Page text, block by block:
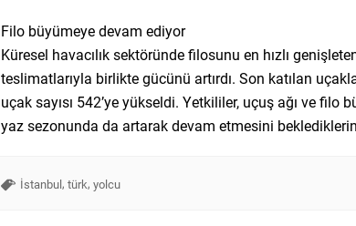
Filo büyümeye devam ediyor
Küresel havacılık sektöründe filosunu en hızlı
teslimatlarıyla birlikte gücünü artırdı. Son katılan
uçak sayısı 542’ye yükseldi. Yetkililer, uçuş ağı ve
yaz sezonunda da artarak devam etmesini
İstanbul, türk, yolcu